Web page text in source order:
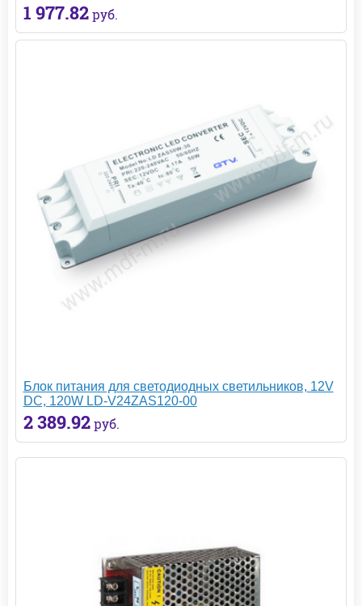
1 977.82 руб.
Блок питания для светодиодных светильников, 12V
DC, 120W LD-V24ZAS120-00
2 389.92 руб.